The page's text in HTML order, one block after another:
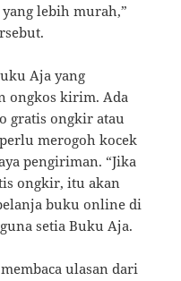
lebih murah,”
Aja yang
ongkos kirim. Ada
gratis ongkir atau
merogoh kocek
pengiriman. “Jika
ongkir, itu akan
buku online di
setia Buku Aja.
ulasan dari